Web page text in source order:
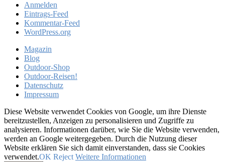
Anmelden
Eintrags-Feed
Kommentar-Feed
WordPress.org
Magazin
Blog
Outdoor-Shop
Outdoor-Reisen!
Datenschutz
Impressum
Diese Website verwendet Cookies von Google, um ihre Dienste
bereitzustellen, Anzeigen zu personalisieren und Zugriffe zu
analysieren. Informationen darüber, wie Sie die Website verwenden,
werden an Google weitergegeben. Durch die Nutzung dieser
Website erklären Sie sich damit einverstanden, dass sie Cookies
verwendet.OK Reject Weitere Informationen